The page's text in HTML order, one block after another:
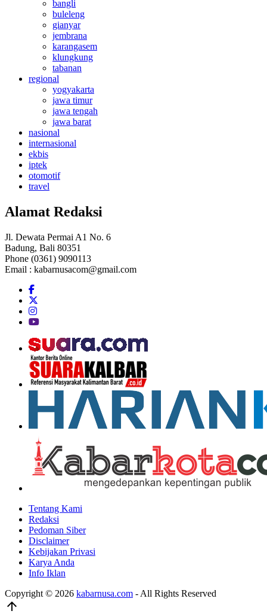
bangli
buleleng
gianyar
jembrana
karangasem
klungkung
tabanan
regional
yogyakarta
jawa timur
jawa tengah
jawa barat
nasional
internasional
ekbis
iptek
otomotif
travel
Alamat Redaksi
Jl. Dewata Permai A1 No. 6
Badung, Bali 80351
Phone (0361) 9090113
Email : kabarnusacom@gmail.com
Tentang Kami
Redaksi
Pedoman Siber
Disclaimer
Kebijakan Privasi
Karya Anda
Info Iklan
Copyright © 2026 kabarnusa.com - All Rights Reserved
arrow_upward